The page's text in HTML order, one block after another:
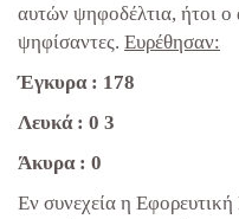
αυτών ψηφοδέλτια, ήτοι ο
ψηφίσαντες. Ευρέθησαν:
Έγκυρα : 178
Λευκά : 0 3
Άκυρα : 0
Εν συνεχεία η